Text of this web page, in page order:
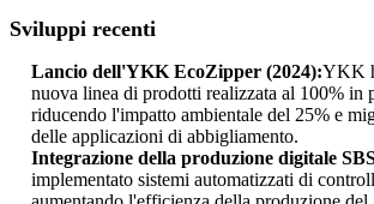
Sviluppi recenti
Lancio dell'YKK EcoZipper (2024):YKK
nuova linea di prodotti realizzata al 100% in
riducendo l'impatto ambientale del 25% e
delle applicazioni di abbigliamento.
Integrazione della produzione digitale
implementato sistemi automatizzati di